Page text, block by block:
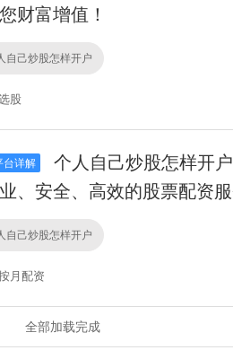
财富增值！
自己炒股怎样开户
股
台详解
个人自己炒股怎样开
、安全、高效的股票配资
自己炒股怎样开户
月配资
全部加载完成